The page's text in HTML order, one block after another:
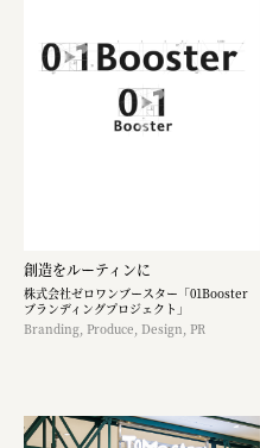
創造をルーティンに
株式会社ゼロワンブースター「01Booster
ブランディングプロジェクト」
Branding, Produce, Design, PR